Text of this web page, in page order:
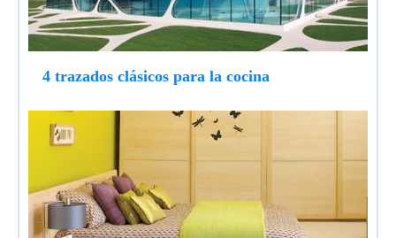
4 trazados clásicos para la cocina